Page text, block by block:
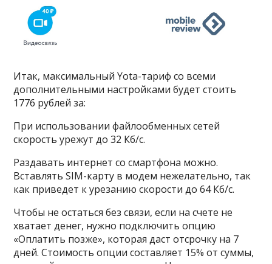
Итак, максимальный Yota-тариф со всеми
дополнительными настройками будет стоить
1776 рублей за:
При использовании файлообменных сетей
скорость урежут до 32 Кб/с.
Раздавать интернет со смартфона можно.
Вставлять SIM-карту в модем нежелательно, так
как приведет к урезанию скорости до 64 Кб/с.
Чтобы не остаться без связи, если на счете не
хватает денег, нужно подключить опцию
«Оплатить позже», которая даст отсрочку на 7
дней. Стоимость опции составляет 15% от суммы,